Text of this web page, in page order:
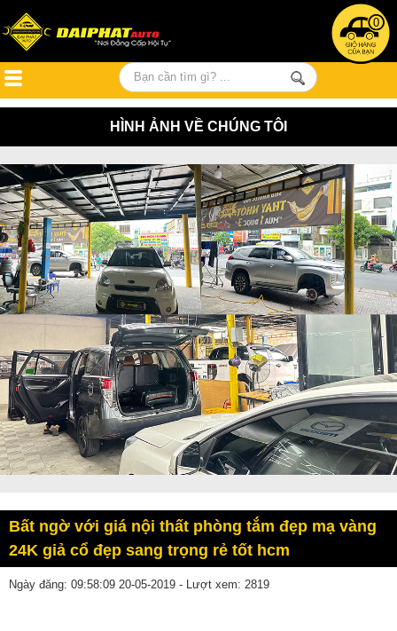
0
HÌNH ẢNH VỀ CHÚNG TÔI
Bất ngờ với giá nội thất phòng tắm đẹp mạ vàng
24K giả cổ đẹp sang trọng rẻ tốt hcm
Ngày đăng: 09:58:09 20-05-2019 - Lượt xem: 2819